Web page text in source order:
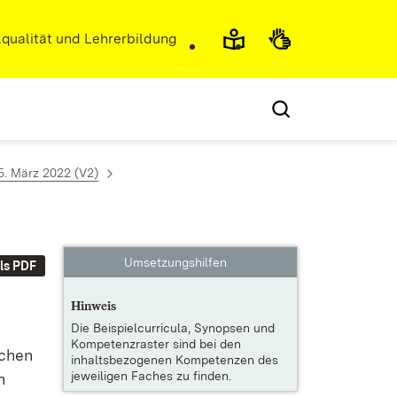
und Lehrerbildung
März 2022 (V2)
PDF Umsetzungshilfen
Hinweis
Die Beispielcurricula, Synopsen und
Kompetenzraster sind bei den
inhaltsbezogenen Kompetenzen des
jeweiligen Faches zu finden.